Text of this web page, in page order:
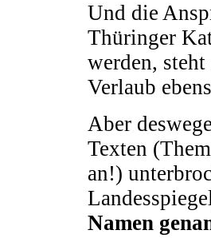
Und die
Thüringer
werden,
Verlaub
Aber
Texten
an!)
Namen